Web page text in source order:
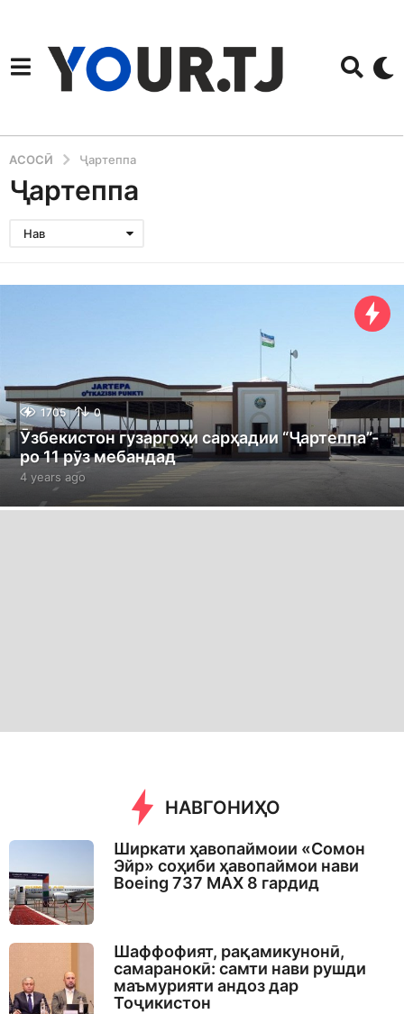
АСОСӢ Ҷартеппа
Ҷартеппа
Нав
1705 0
Ӯзбекистон гузаргоҳи сарҳадии “Ҷартеппа”-
ро 11 рӯз мебандад
4 years ago
y
e
НАВГОНИҲО
Ширкати ҳавопаймоии «Сомон
Эйр» соҳиби ҳавопаймои нави
Boeing 737 MAX 8 гардид
Шаффофият, рақамикунонӣ,
самаранокӣ: самти нави рушди
маъмурияти андоз дар
Тоҷикистон